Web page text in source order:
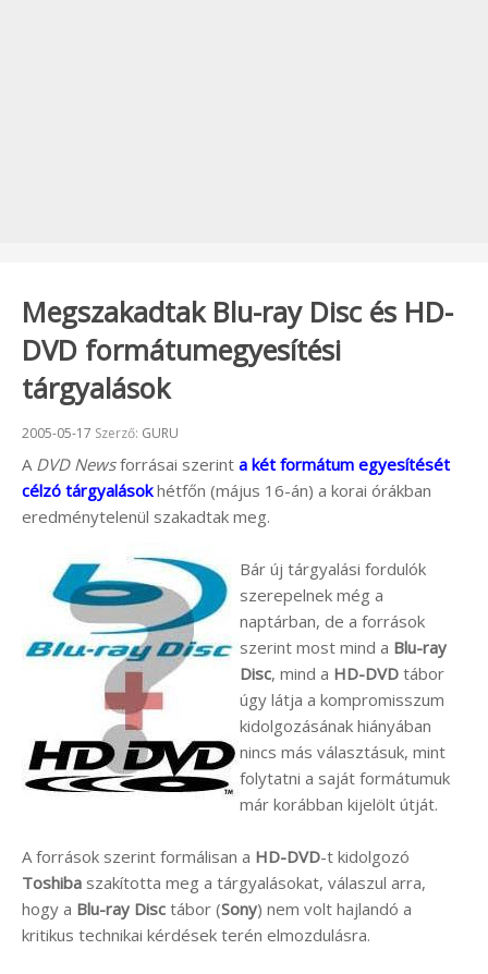
Megszakadtak Blu-ray Disc és HD-
DVD formátumegyesítési
tárgyalások
Beküldve:
2005-05-17 Szerző: GURU
A DVD Newsforrásai szerint a két formátum egyesítését
célzó tárgyalásokhétfőn (május 16-án) a korai órákban
eredménytelenül szakadtak meg.
Bár új tárgyalási fordulók
szerepelnek még a
naptárban, de a források
szerint most mind a Blu-ray
Disc, mind a HD-DVD tábor
úgy látja a kompromisszum
kidolgozásának hiányában
nincs más választásuk, mint
folytatni a saját formátumuk
már korábban kijelölt útját.
A források szerint formálisan a HD-DVD-t kidolgozó
Toshiba szakította meg a tárgyalásokat, válaszul arra,
hogy a Blu-ray Disc tábor (Sony) nem volt hajlandó a
kritikus technikai kérdések terén elmozdulásra.